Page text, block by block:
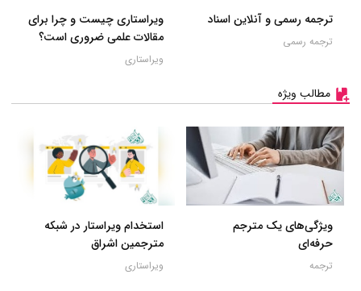
ترجمه رسمی و آنلاین اسناد
ترجمه رسمی
ویراستاری چیست و چرا برای
مقالات علمی ضروری است؟
ویراستاری
مطالب ویژه
ویژگی‌های یک مترجم
حرفه‌ای
ترجمه
استخدام ویراستار در شبکه
مترجمین اشراق
ویراستاری